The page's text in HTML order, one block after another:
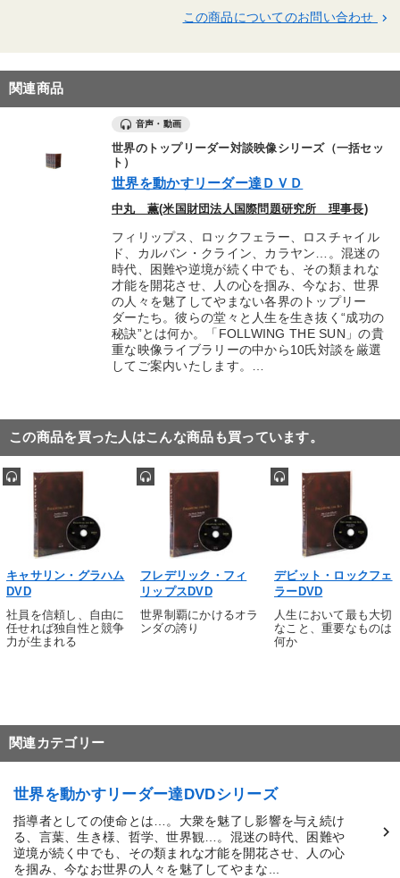
この商品についてのお問い合わせ keyboard_arrow_right
関連商品
音声・動画
世界のトップリーダー対談映像シリーズ（一括セッ
ト）
世界を動かすリーダー達ＤＶＤ
中丸 薫(米国財団法人国際問題研究所 理事長)
フィリップス、ロックフェラー、ロスチャイル
ド、カルバン・クライン、カラヤン…。混迷の
時代、困難や逆境が続く中でも、その類まれな
才能を開花させ、人の心を掴み、今なお、世界
の人々を魅了してやまない各界のトップリー
ダーたち。彼らの堂々と人生を生き抜く“成功の
秘訣”とは何か。「FOLLWING THE SUN」の貴
重な映像ライブラリーの中から10氏対談を厳選
してご案内いたします。…
この商品を買った人はこんな商品も買っています。
キャサリン・グラハム
DVD
社員を信頼し、自由に
任せれば独自性と競争
力が生まれる
フレデリック・フィ
リップスDVD
世界制覇にかけるオラ
ンダの誇り
デビット・ロックフェ
ラーDVD
人生において最も大切
なこと、重要なものは
何か
関連カテゴリー
世界を動かすリーダー達DVDシリーズ
指導者としての使命とは…。大衆を魅了し影響を与え続け
る、言葉、生き様、哲学、世界観…。混迷の時代、困難や
逆境が続く中でも、その類まれな才能を開花させ、人の心
を掴み、今なお世界の人々を魅了してやまな...